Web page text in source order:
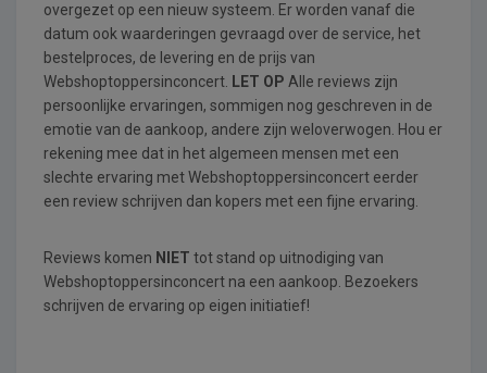
overgezet op een nieuw systeem. Er worden vanaf die
datum ook waarderingen gevraagd over de service, het
bestelproces, de levering en de prijs van
Webshoptoppersinconcert. LET OP Alle reviews zijn
persoonlijke ervaringen, sommigen nog geschreven in de
emotie van de aankoop, andere zijn weloverwogen. Hou er
rekening mee dat in het algemeen mensen met een
slechte ervaring met Webshoptoppersinconcert eerder
een review schrijven dan kopers met een fijne ervaring.
Reviews komen NIET tot stand op uitnodiging van
Webshoptoppersinconcert na een aankoop. Bezoekers
schrijven de ervaring op eigen initiatief!